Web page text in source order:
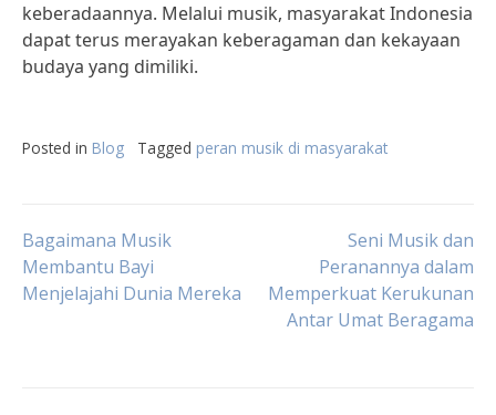
keberadaannya. Melalui musik, masyarakat Indonesia
dapat terus merayakan keberagaman dan kekayaan
budaya yang dimiliki.
Posted in Blog Tagged peran musik di masyarakat
Post
navigation
Bagaimana Musik
Membantu Bayi
Menjelajahi Dunia Mereka
Seni Musik dan
Peranannya dalam
Memperkuat Kerukunan
Antar Umat Beragama